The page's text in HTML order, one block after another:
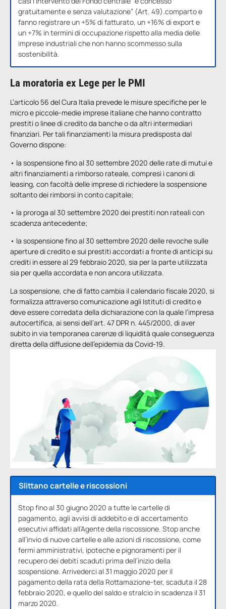
gratuitamente e senza valutazione” (Art. 49).comparto e
fanno registrare un +5% di fatturato, un +16% di export e
un +7% in termini di occupazione rispetto alla media delle
imprese industriali che non hanno scommesso sulla
sostenibilità.
La moratoria ex Lege per le PMI
L’articolo 56 del Cura Italia prevede le misure specifiche per le
micro e piccole-medie imprese italiane che hanno contratto
prestiti o linee di credito da banche o da altri intermediari
finanziari. Per tali finanziamenti la misura predisposta dal
Governo dispone:
• la sospensione fino al 30 settembre 2020 delle rate di mutui e
altri finanziamenti a rimborso rateale, compresi i canoni di
leasing, con facoltà delle imprese di richiedere la sospensione
soltanto dei rimborsi in conto capitale;
• la proroga al 30 settembre 2020 dei prestiti non rateali con
scadenza antecedente;
• la sospensione fino al 30 settembre 2020 delle revoche sulle
aperture di credito e sui prestiti accordati a fronte di anticipi su
crediti in essere al 29 febbraio 2020, sia per la parte utilizzata
sia per quella accordata e non ancora utilizzata.
La sospensione, che di fatto cambia il calendario fiscale 2020, si
formalizza attraverso comunicazione agli Istituti di credito e
deve essere corredata della dichiarazione con la quale l’impresa
autocertifica, ai sensi dell’art. 47 DPR n. 445/2000, di aver
subito in via temporanea carenze di liquidità quale conseguenza
diretta della diffusione dell’epidemia da Covid-19.
Slittano cartelle e riscossioni
Stop fino al 30 giugno 2020 a tutte le cartelle di
pagamento, agli avvisi di addebito e di accertamento
esecutivi affidati all’Agente della riscossione. Stop anche
all’invio di nuove cartelle e alle azioni di riscossione, come
fermi amministrativi, ipoteche e pignoramenti per il
recupero dei debiti scaduti prima dell’inizio della
sospensione. Arrivederci al 31 maggio 2020 per il
pagamento della rata della Rottamazione-ter, scaduta il 28
febbraio 2020, e quello del saldo e stralcio in scadenza il 31
marzo 2020.